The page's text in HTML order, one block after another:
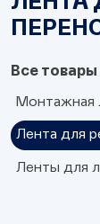
Все товары
Монтажная
Лента для
Ленты для